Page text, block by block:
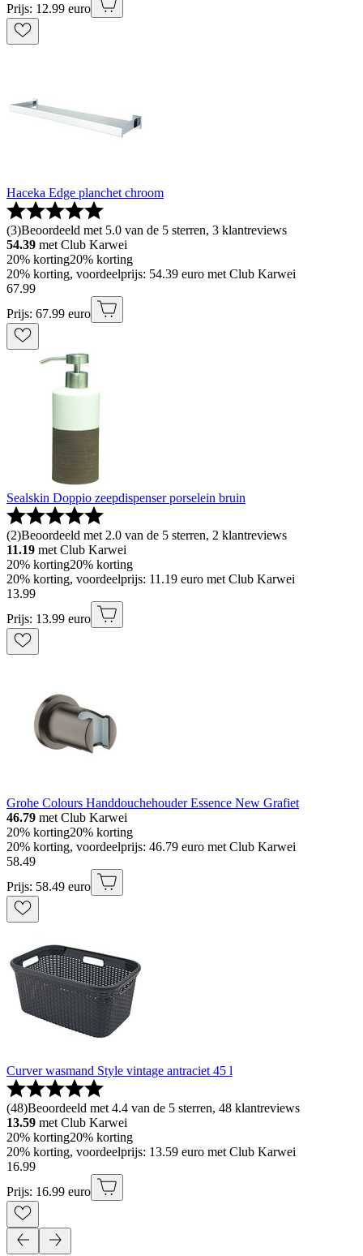
Prijs: 12.99 euro
Haceka Edge planchet chroom
(3)Beoordeeld met 5.0 van de 5 sterren, 3 klantreviews
54.39 met Club Karwei
20% korting20% korting
20% korting, voordeelprijs: 54.39 euro met Club Karwei
67.99
Prijs: 67.99 euro
Sealskin Doppio zeepdispenser porselein bruin
(2)Beoordeeld met 2.0 van de 5 sterren, 2 klantreviews
11.19 met Club Karwei
20% korting20% korting
20% korting, voordeelprijs: 11.19 euro met Club Karwei
13.99
Prijs: 13.99 euro
Grohe Colours Handdouchehouder Essence New Grafiet
46.79 met Club Karwei
20% korting20% korting
20% korting, voordeelprijs: 46.79 euro met Club Karwei
58.49
Prijs: 58.49 euro
Curver wasmand Style vintage antraciet 45 l
(48)Beoordeeld met 4.4 van de 5 sterren, 48 klantreviews
13.59 met Club Karwei
20% korting20% korting
20% korting, voordeelprijs: 13.59 euro met Club Karwei
16.99
Prijs: 16.99 euro